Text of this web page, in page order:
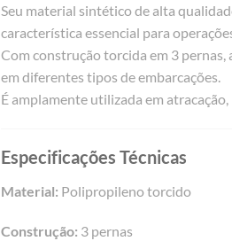
Seu material sintético de alta
característica essencial para
Com construção torcida em 3
em diferentes tipos de embarcações.
É amplamente utilizada em
Especificações Técnicas
Material: Polipropileno torcido
Construção: 3 pernas